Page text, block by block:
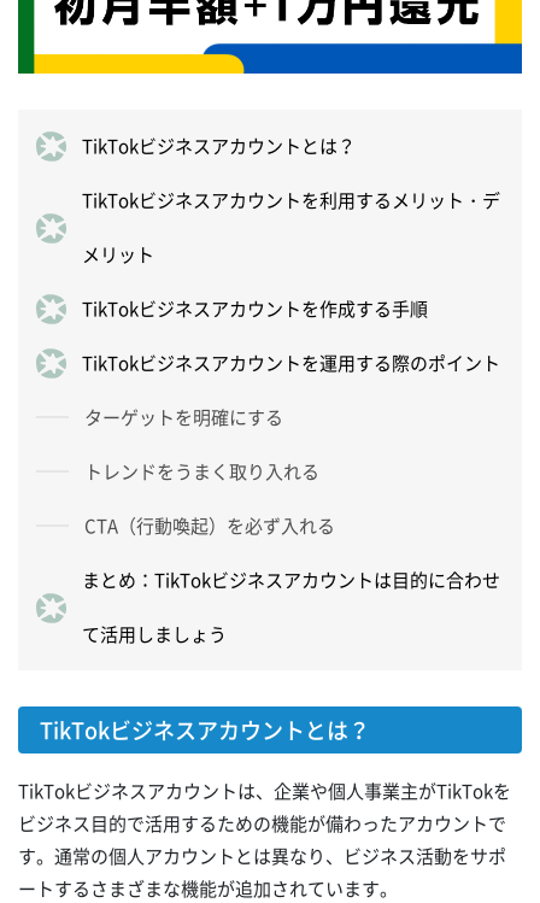
TikTokビジネスアカウントとは？
TikTokビジネスアカウントを利用するメリット・デ
メリット
TikTokビジネスアカウントを作成する手順
TikTokビジネスアカウントを運用する際のポイント
ターゲットを明確にする
トレンドをうまく取り入れる
CTA（行動喚起）を必ず入れる
まとめ：TikTokビジネスアカウントは目的に合わせ
て活用しましょう
TikTokビジネスアカウントとは？
TikTokビジネスアカウントは、企業や個人事業主がTikTokを
ビジネス目的で活用するための機能が備わったアカウントで
す。通常の個人アカウントとは異なり、ビジネス活動をサポ
ートするさまざまな機能が追加されています。